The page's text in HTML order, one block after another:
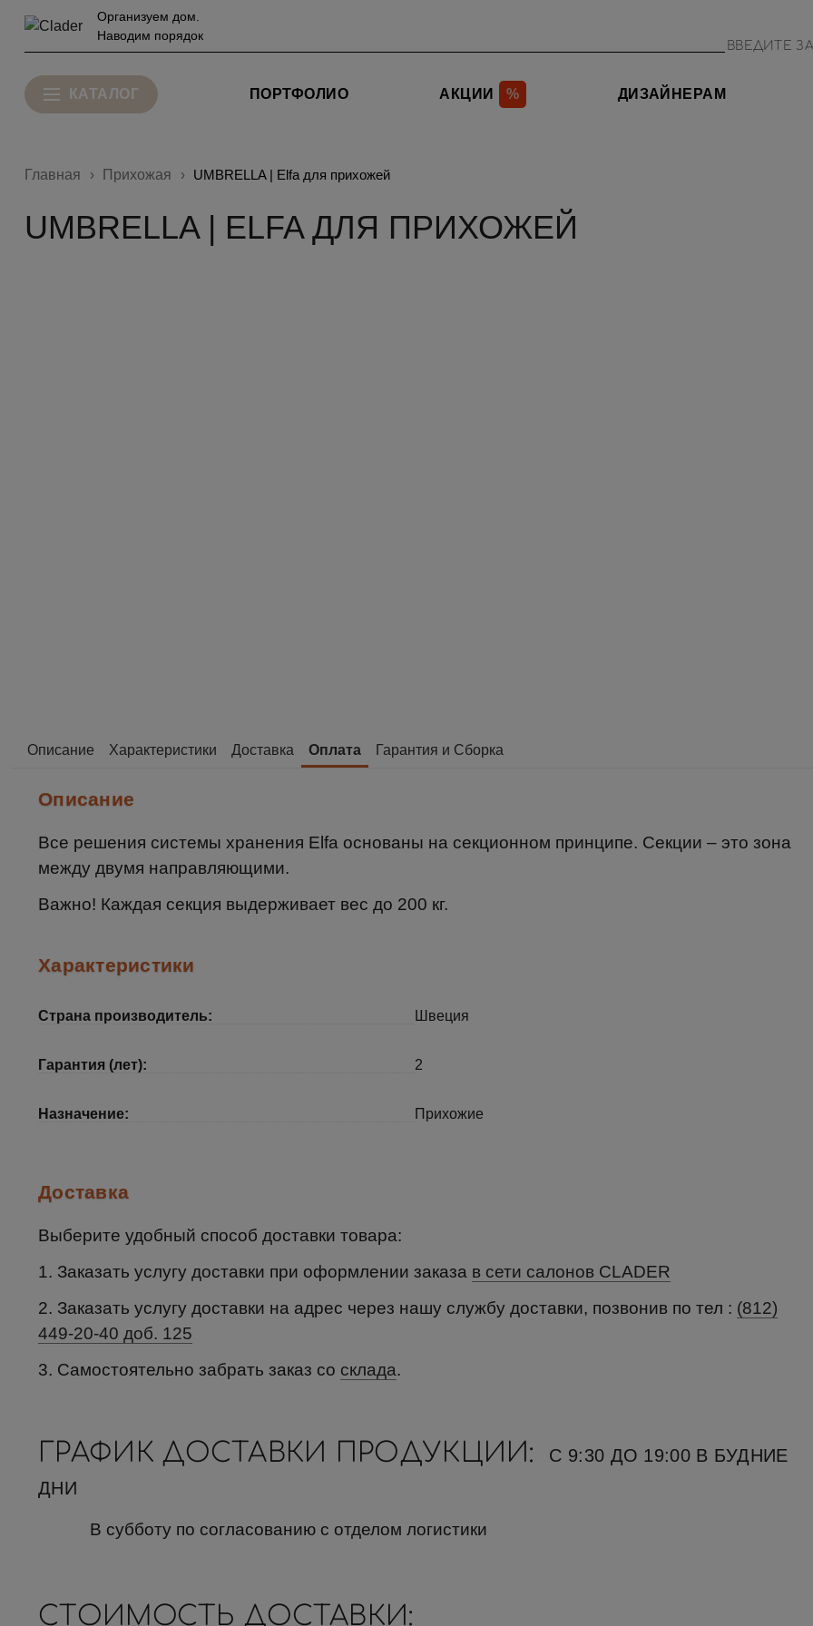
Организуем дом.
Наводим порядок
КАТАЛОГ ПОРТФОЛИО АКЦИИ % ДИЗАЙНЕРАМ
Главная Прихожая UMBRELLA | Elfa для прихожей
UMBRELLA | ELFA ДЛЯ ПРИХОЖЕЙ
Описание Характеристики Доставка Оплата Гарантия и Сборка
Описание
Все решения системы хранения Elfa основаны на секционном принципе. Секции – это зона
между двумя направляющими.
Важно! Каждая секция выдерживает вес до 200 кг.
Характеристики
Страна производитель: Швеция
Гарантия (лет): 2
Назначение: Прихожие
Доставка
Выберите удобный способ доставки товара:
1. Заказать услугу доставки при оформлении заказа в сети салонов CLADER
2. Заказать услугу доставки на адрес через нашу службу доставки, позвонив по тел : (812)
449-20-40 доб. 125
3. Самостоятельно забрать заказ со склада.
ГРАФИК ДОСТАВКИ ПРОДУКЦИИ:
С 9:30 ДО 19:00 В БУДНИЕ
ДНИ
В субботу по согласованию с отделом логистики
СТОИМОСТЬ ДОСТАВКИ: